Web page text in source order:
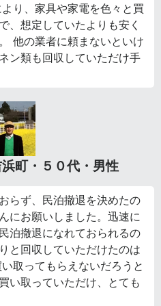
り、家具や家電を色々と買
、想定していたよりも安く
他の業者に頼まないといけ
ン類も回収していただけ手
町・５０代・男性
らず、民泊撤退を決めたの
にお願いしました。迅速に
泊撤退になれておられるの
と回収していただけたのは
取ってもらえないだろうと
い取っていただけ、とても